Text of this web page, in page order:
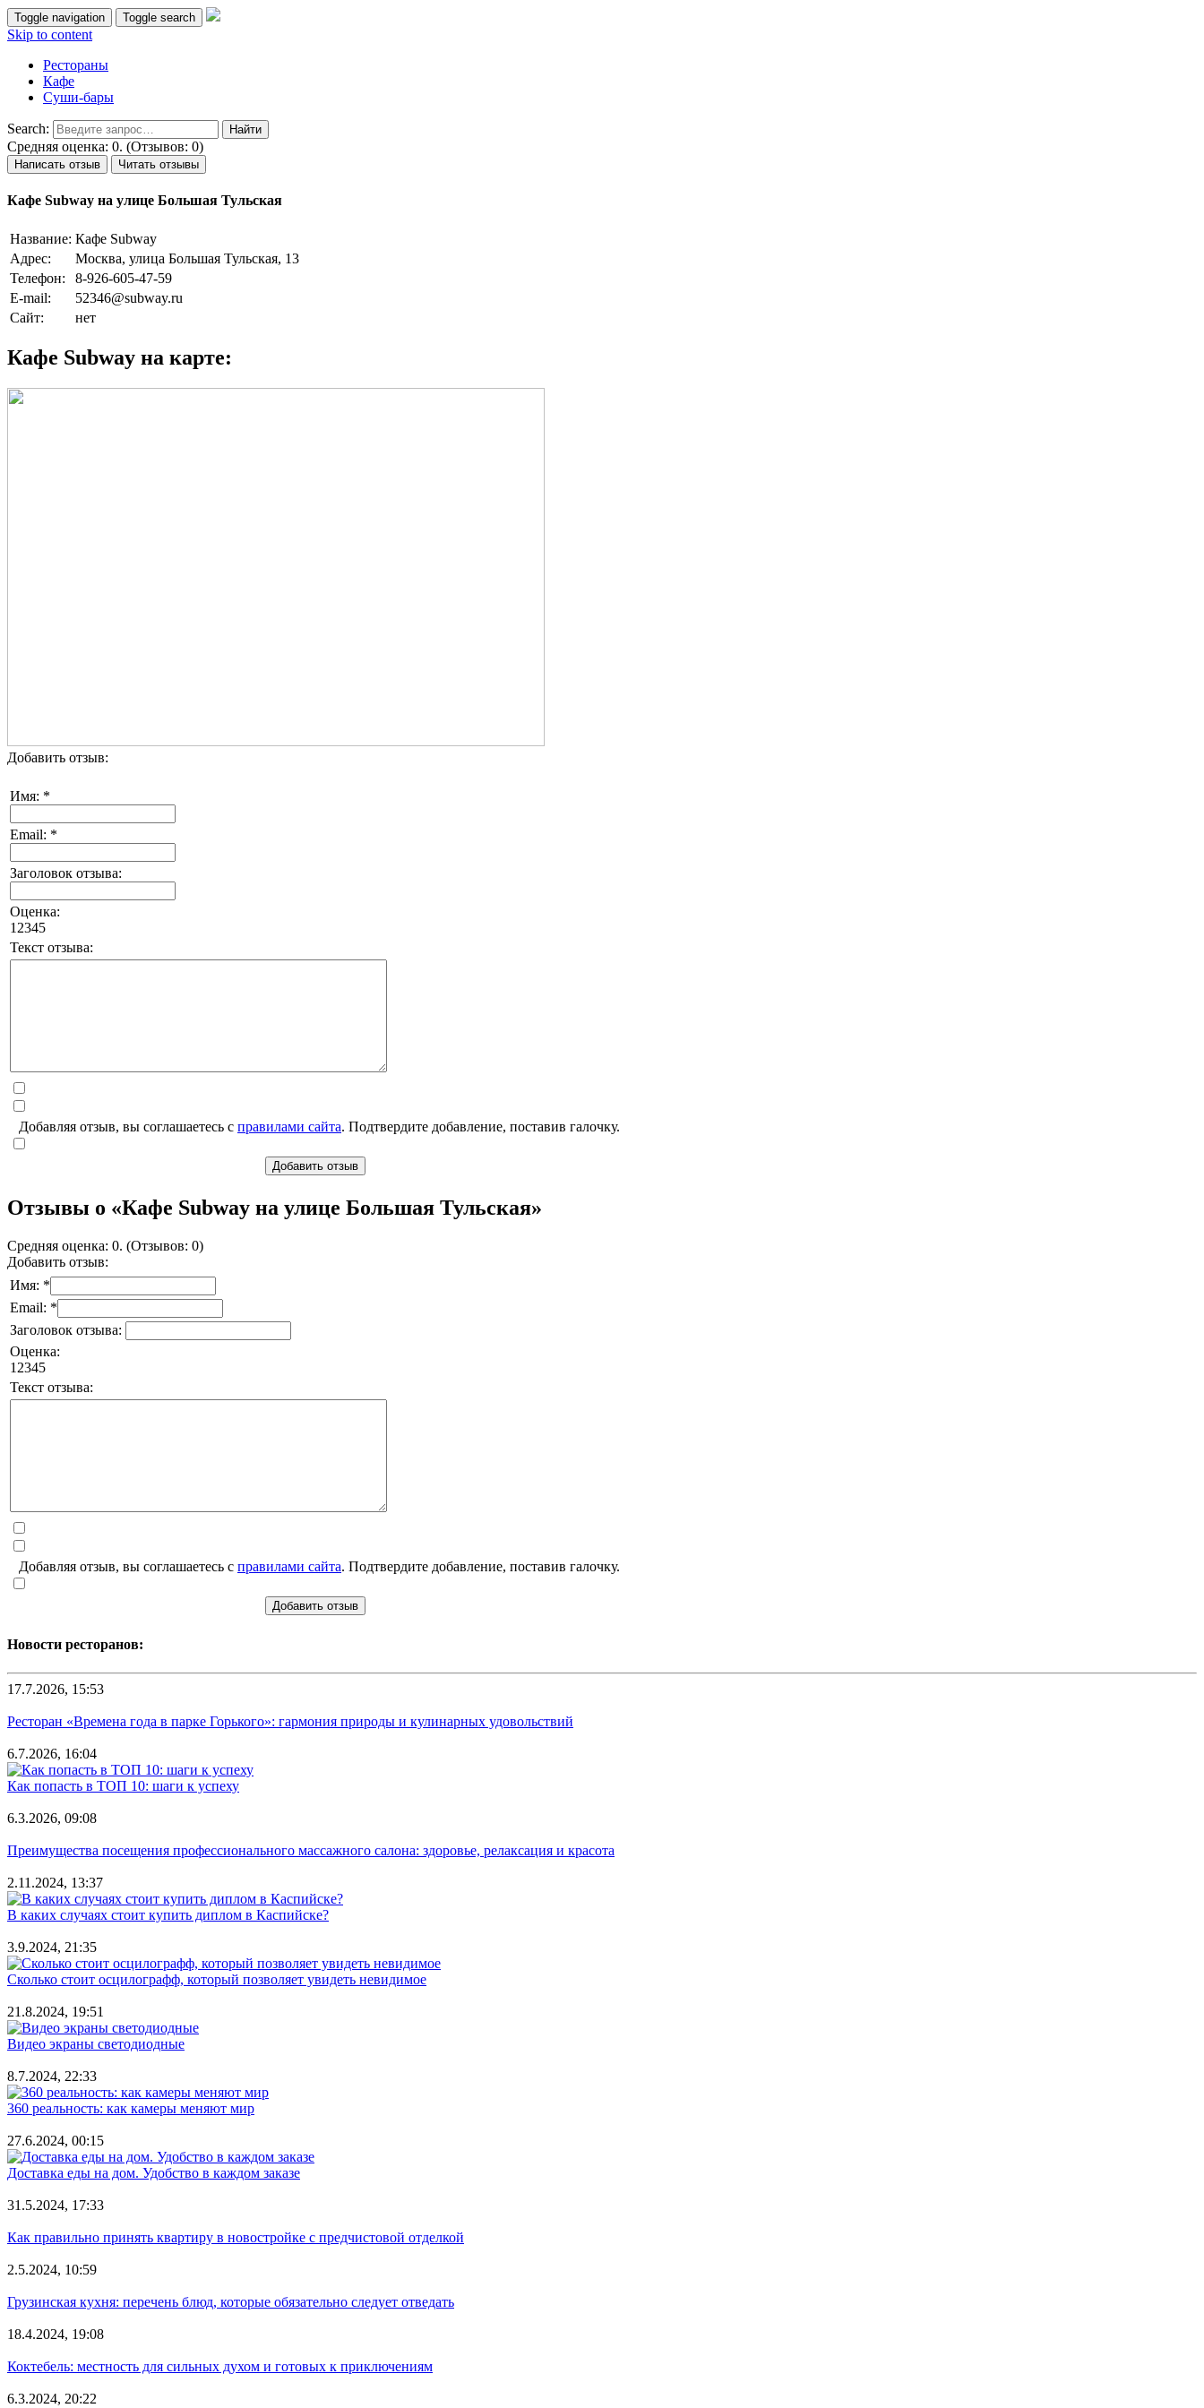
Toggle navigation Toggle search
Skip to content
Рестораны
Кафе
Суши-бары
Search:
Средняя оценка: 0. (Отзывов: 0)
Написать отзыв Читать отзывы
Кафе Subway на улице Большая Тульская
Название: Кафе Subway
Адрес:
Москва, улица Большая Тульская, 13
Телефон:
8-926-605-47-59
E-mail:
52346@subway.ru
Сайт:
нет
Кафе Subway на карте:
Добавить отзыв:
Имя: *
Email: *
Заголовок отзыва:
Оценка:
1 2345
Текст отзыва:
Добавляя отзыв, вы соглашаетесь с правилами сайта. Подтвердите добавление, поставив галочку.
Добавить отзыв
Отзывы о «Кафе Subway на улице Большая Тульская»
Средняя оценка: 0. (Отзывов: 0)
Добавить отзыв:
Имя: *
Email: *
Заголовок отзыва:
Оценка:
1 2345
Текст отзыва:
Добавляя отзыв, вы соглашаетесь с правилами сайта. Подтвердите добавление, поставив галочку.
Добавить отзыв
Новости ресторанов:
17.7.2026, 15:53
Ресторан «Времена года в парке Горького»: гармония природы и кулинарных удовольствий
6.7.2026, 16:04
Как попасть в ТОП 10: шаги к успеху
6.3.2026, 09:08
Преимущества посещения профессионального массажного салона: здоровье, релаксация и красота
2.11.2024, 13:37
В каких случаях стоит купить диплом в Каспийске?
3.9.2024, 21:35
Сколько стоит осцилографф, который позволяет увидеть невидимое
21.8.2024, 19:51
Видео экраны светодиодные
8.7.2024, 22:33
360 реальность: как камеры меняют мир
27.6.2024, 00:15
Доставка еды на дом. Удобство в каждом заказе
31.5.2024, 17:33
Как правильно принять квартиру в новостройке с предчистовой отделкой
2.5.2024, 10:59
Грузинская кухня: перечень блюд, которые обязательно следует отведать
18.4.2024, 19:08
Коктебель: местность для сильных духом и готовых к приключениям
6.3.2024, 20:22